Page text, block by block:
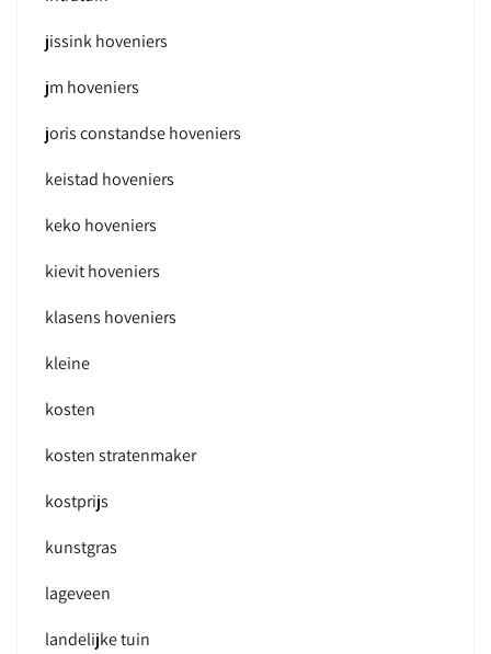
jissink hoveniers
jm hoveniers
joris constandse hoveniers
keistad hoveniers
keko hoveniers
kievit hoveniers
klasens hoveniers
kleine
kosten
kosten stratenmaker
kostprijs
kunstgras
lageveen
landelijke tuin